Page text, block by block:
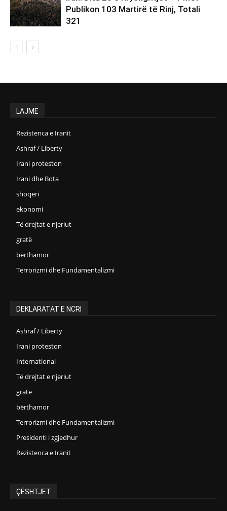
Publikon 103 Martirë të Rinj, Totali
321
LAJME
Rezistenca e Iranit
Ashraf / Liberty
Irani proteston
Irani dhe Bota
shoqëri
ekonomi
Të drejtat e njeriut
gratë
bërthamor
Terrorizmi dhe Fundamentalizmi
DEKLARATAT E NCRI
Ashraf / Liberty
Irani proteston
International
Të drejtat e njeriut
gratë
bërthamor
Terrorizmi dhe Fundamentalizmi
Presidenti i zgjedhur
Rezistenca e Iranit
ÇËSHTJET